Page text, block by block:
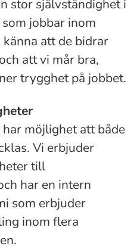
stor självständighet i
jobbar inom
känna att de bidrar
att vi mår bra,
trygghet på jobbet.
möjlighet att både
Vi erbjuder
till
har en intern
som erbjuder
inom flera